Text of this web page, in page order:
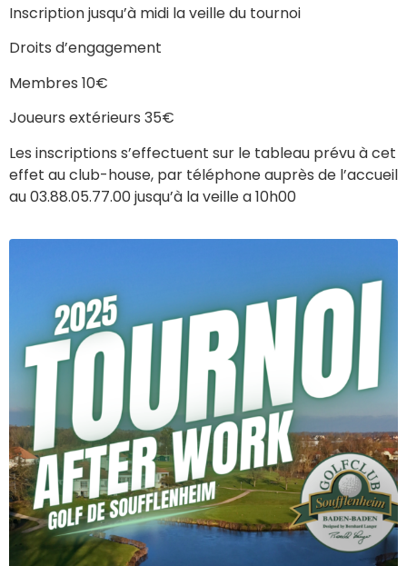
Inscription jusqu’à midi la veille du tournoi
Droits d’engagement
Membres 10€
Joueurs extérieurs 35€
Les inscriptions s’effectuent sur le tableau prévu à cet
effet au club-house, par téléphone auprès de l’accueil
au 03.88.05.77.00 jusqu’à la veille a 10h00